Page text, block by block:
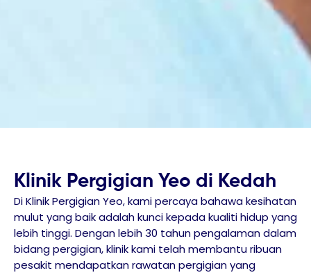
Klinik Pergigian Yeo di Kedah
Di Klinik Pergigian Yeo, kami percaya bahawa kesihatan
mulut yang baik adalah kunci kepada kualiti hidup yang
lebih tinggi. Dengan lebih 30 tahun pengalaman dalam
bidang pergigian, klinik kami telah membantu ribuan
pesakit mendapatkan rawatan pergigian yang